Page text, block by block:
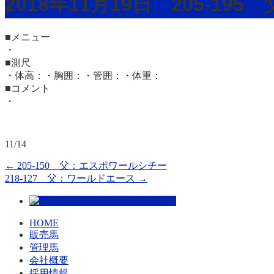
■メニュー
・
■測尺
・体高：・胸囲：・管囲：・体重：
■コメント
・
11/14
← 205-150 父：エスポワールシチー
218-127 父：ワールドエース →
HOME
販売馬
管理馬
会社概要